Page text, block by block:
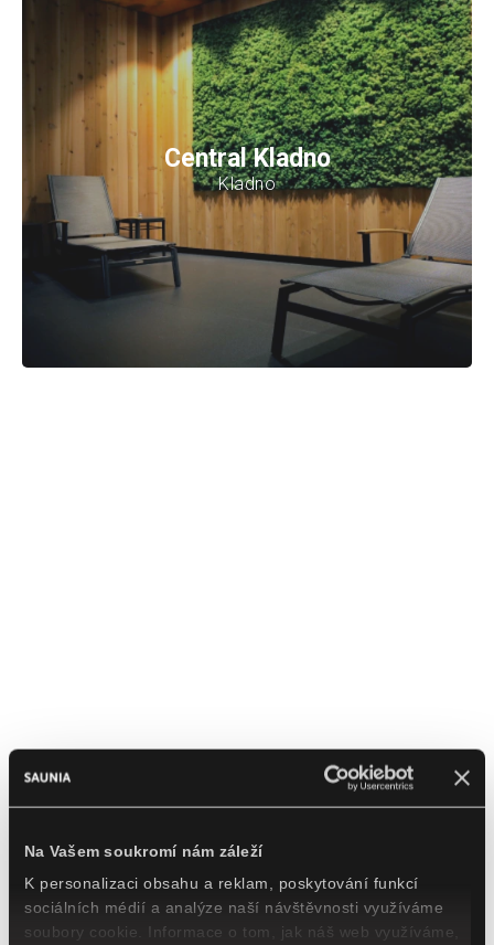
Na Vašem soukromí nám záleží
K personalizaci obsahu a reklam, poskytování funkcí
sociálních médií a analýze naší návštěvnosti využíváme
soubory cookie. Informace o tom, jak náš web využíváme,
Central Kladno
Kladno
5 Arten von Saunen
4 Kühlsysteme
Saunawelt auf einer Fläche von
600 m²
Zeitlich
begrenzterEinlass
und kostenlose Parkplätze
Der Preis des Besuchs beinhaltetdie Miete von
Handtüchern und Bettwäsche